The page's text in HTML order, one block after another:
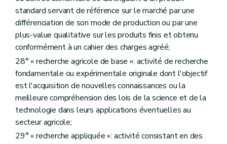
Art. D323
Art. D324
Art. D325
Art. D326
Art. D327
Art. D328
Art. D329
Art. D330
Art. D331
Art. D332
Art. D333
Section 3 L'aménagement amiable
Art. D334
Art. D335
standard servant de référence sur le marché par une
différenciation de son mode de production ou par une
plus-value qualitative sur les produits finis et obtenu
conformément à un cahier des charges agréé;
28° « recherche agricole de base »: activité de recherche
fondamentale ou expérimentale originale dont l'objectif
est l'acquisition de nouvelles connaissances ou la
meilleure compréhension des lois de la science et de la
technologie dans leurs applications éventuelles au
secteur agricole;
29° « recherche appliquée »: activité consistant en des